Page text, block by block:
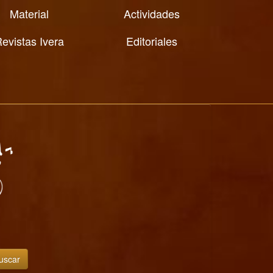
Material
Actividades
Ivera
Editoriales